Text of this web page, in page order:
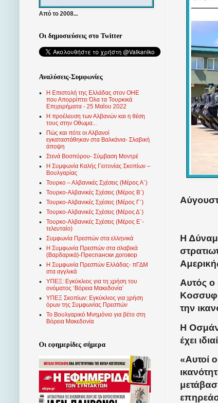
Η
Αυτός ο
την
Η
έχει
«Αυτοί
Από το 2008...
Οι δημοσιεύσεις στο Twitter
Αναλύσεις-Συμφωνίες
Η Επιστολή της Ελλάδας στον ΟΗΕ
που Απορρίπτει Όλα τα Τουρκικά
Επιχειρήματα - 25 Μαΐου 2022
Η προέλευση των Αλβανών και η θέση
τους στην Οθωμα...
Πώς και πότε οι Αλβανοί
εγκαταστάθηκαν στα Βαλκάνια- Σλαβική
άποψη
Στενά Βοσπόρου- Σύμβαση Μοντρέ
Η Συμφωνία Καλής Γειτονίας Σκοπίων –
Βουλγαρίας
Τουρκο – Αλβανικές Σχέσεις (Mέρος Α΄)
Τουρκο-Αλβανικές Σχέσεις (Μέρος Β΄)
Τουρκο-Αλβανικές Σχέσεις (Μέρος Γ΄)
Τουρκο-Αλβανικές Σχέσεις (Μέρος Δ΄)
Τουρκο-Αλβανικές Σχέσεις (Μέρος Ε΄-
τελευταίο)
Συμφωνία Πρεσπών στα ελληνικά
Η Συμφωνία Πρεσπών στα σλαβικά
(Βαρδαρικά)-Преспански договор
Η Συμφωνία Πρεσπών Ελλάδας- πΓΔΜ
στα αγγλικά
ΥΠΕΞ: Εγκύκλιος για τη χρήση του
ονόματος ‘Βόρεια Μακεδονία’
ΥΠΕΞ Σκοπίων: Εγκύκλιος για χρήση
όρων της Συμφωνίας Πρεσπών
Το Βουλγαρικό Μνημόνιο για βέτο στη
Βόρεια Μακεδονία
Οι εφημερίδες σήμερα